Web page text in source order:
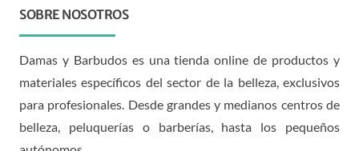
SOBRE NOSOTROS
Damas y Barbudos es una tienda online de productos y
materiales específicos del sector de la belleza, exclusivos
para profesionales. Desde grandes y medianos centros de
belleza, peluquerías o barberías, hasta los pequeños